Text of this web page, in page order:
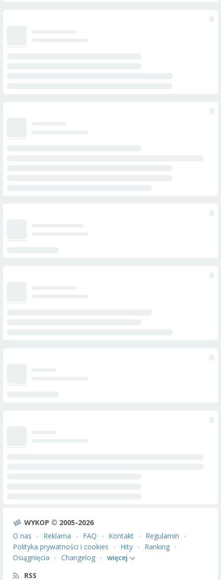
WYKOP © 2005-2026
O nas
Reklama FAQ Kontakt
Regulamin
Polityka prywatności i cookies
Hity
Ranking
Osiągnięcia
Changelog
więcej
RSS